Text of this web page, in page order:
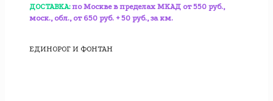
ДОСТАВКА: по Москве в пределах МКАД от 550 руб.,
моск., обл., от 650 руб. + 50 руб., за км.
ЕДИНОРОГ И ФОНТАН